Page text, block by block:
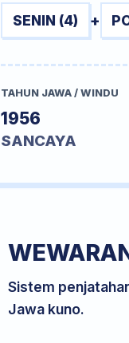
SENIN (4) +
TAHUN JAWA / WINDU
1956
SANCAYA
Sistem
Jawa kuno.